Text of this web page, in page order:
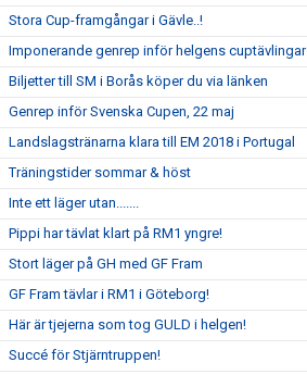
Stora Cup-framgångar i Gävle..!
Imponerande genrep inför helgens cuptävlingar
Biljetter till SM i Borås köper du via länken
Genrep inför Svenska Cupen, 22 maj
Landslagstränarna klara till EM 2018 i Portugal
Träningstider sommar & höst
Inte ett läger utan.......
Pippi har tävlat klart på RM1 yngre!
Stort läger på GH med GF Fram
GF Fram tävlar i RM1 i Göteborg!
Här är tjejerna som tog GULD i helgen!
Succé för Stjärntruppen!